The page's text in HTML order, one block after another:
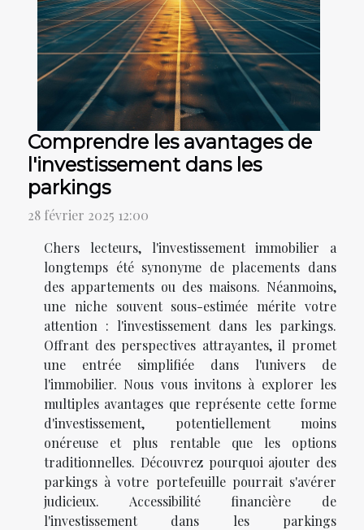
Comprendre les avantages de
l'investissement dans les
parkings
28 février 2025 12:00
Chers lecteurs, l'investissement immobilier a
longtemps été synonyme de placements dans
des appartements ou des maisons. Néanmoins,
une niche souvent sous-estimée mérite votre
attention : l'investissement dans les parkings.
Offrant des perspectives attrayantes, il promet
une entrée simplifiée dans l'univers de
l'immobilier. Nous vous invitons à explorer les
multiples avantages que représente cette forme
d'investissement, potentiellement moins
onéreuse et plus rentable que les options
traditionnelles. Découvrez pourquoi ajouter des
parkings à votre portefeuille pourrait s'avérer
judicieux. Accessibilité financière de
l'investissement dans les parkings